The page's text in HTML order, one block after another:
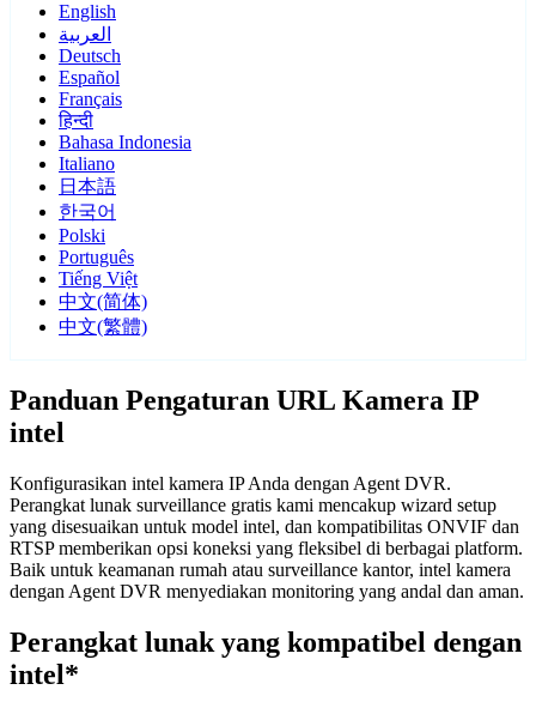
English
العربية
Deutsch
Español
Français
हिन्दी
Bahasa Indonesia
Italiano
日本語
한국어
Polski
Português
Tiếng Việt
中文(简体)
中文(繁體)
Panduan Pengaturan URL Kamera IP
intel
Konfigurasikan intel kamera IP Anda dengan Agent DVR.
Perangkat lunak surveillance gratis kami mencakup wizard setup
yang disesuaikan untuk model intel, dan kompatibilitas ONVIF dan
RTSP memberikan opsi koneksi yang fleksibel di berbagai platform.
Baik untuk keamanan rumah atau surveillance kantor, intel kamera
dengan Agent DVR menyediakan monitoring yang andal dan aman.
Perangkat lunak yang kompatibel dengan
intel*